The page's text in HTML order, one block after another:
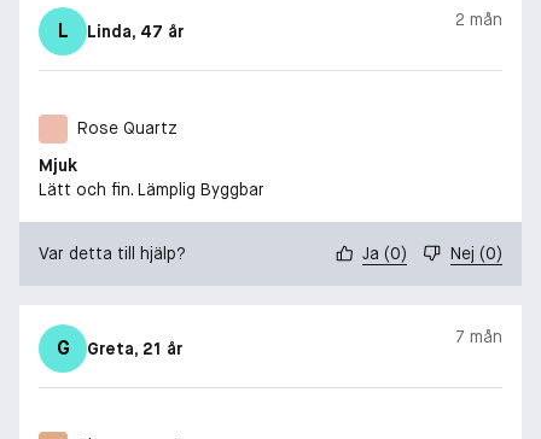
L Linda, 47 år
2 mån
Rose Quartz
Mjuk
Lätt och fin. Lämplig Byggbar
Var detta till hjälp? Ja (0) Nej (0)
G Greta, 21 år
7 mån